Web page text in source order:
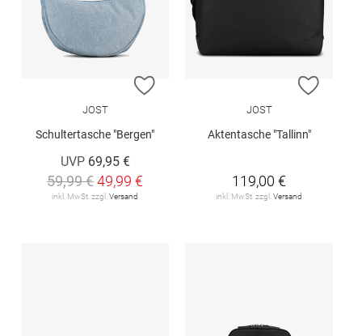
ZUR WUNSCHLISTE HINZUFÜGEN
JOST
Schultertasche "Bergen"
UVP 69,95 €
59,99 €49,99 €
inkl. MwSt. zzgl. Versand
ZUR
JOST
Aktentasche "Tallinn"
119,00 €
inkl. MwSt. zzgl. Versand